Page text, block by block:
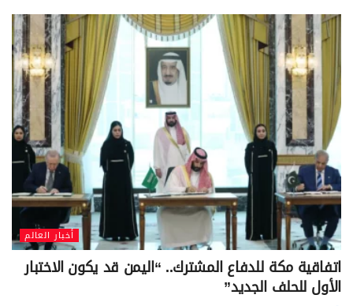
أخبار العالم
اتفاقية مكة للدفاع المشترك.. “اليمن قد يكون الاختبار
الأول للحلف الجديد”